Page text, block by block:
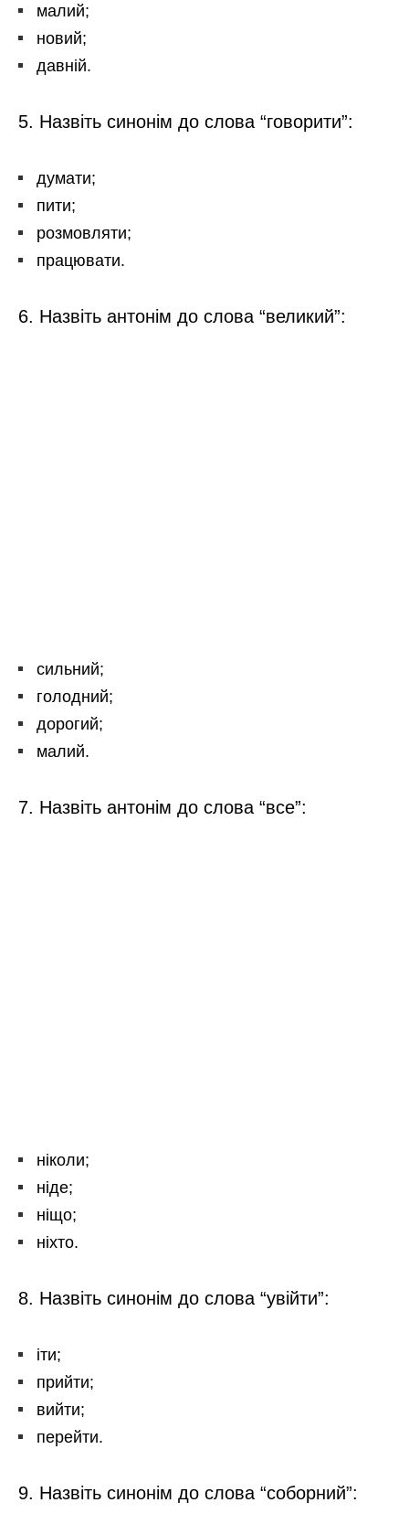
малий;
новий;
давній.
5. Назвіть синонім до слова “говорити”:
думати;
пити;
розмовляти;
працювати.
6. Назвіть антонім до слова “великий”:
сильний;
голодний;
дорогий;
малий.
7. Назвіть антонім до слова “все”:
ніколи;
ніде;
ніщо;
ніхто.
8. Назвіть синонім до слова “увійти”:
іти;
прийти;
вийти;
перейти.
9. Назвіть синонім до слова “соборний”: